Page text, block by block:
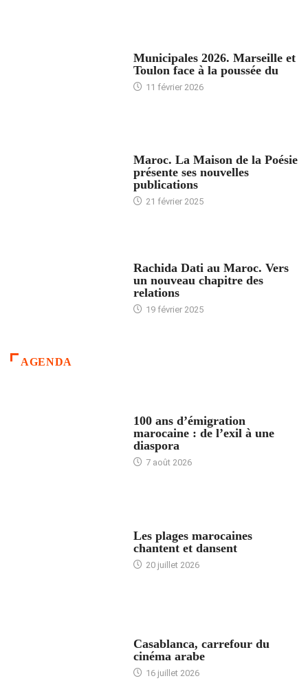
Municipales 2026. Marseille et
Toulon face à la poussée du
11 février 2026
Maroc. La Maison de la Poésie
présente ses nouvelles
publications
21 février 2025
Rachida Dati au Maroc. Vers
un nouveau chapitre des
relations
19 février 2025
AGENDA
100 ans d’émigration
marocaine : de l’exil à une
diaspora
7 août 2026
Les plages marocaines
chantent et dansent
20 juillet 2026
Casablanca, carrefour du
cinéma arabe
16 juillet 2026